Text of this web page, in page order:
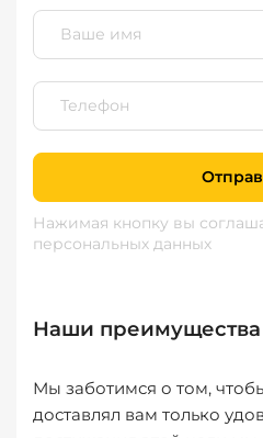
Нажимая кнопку вы
персональных данных
Наши преимущества
Мы заботимся о том,
доставлял вам только